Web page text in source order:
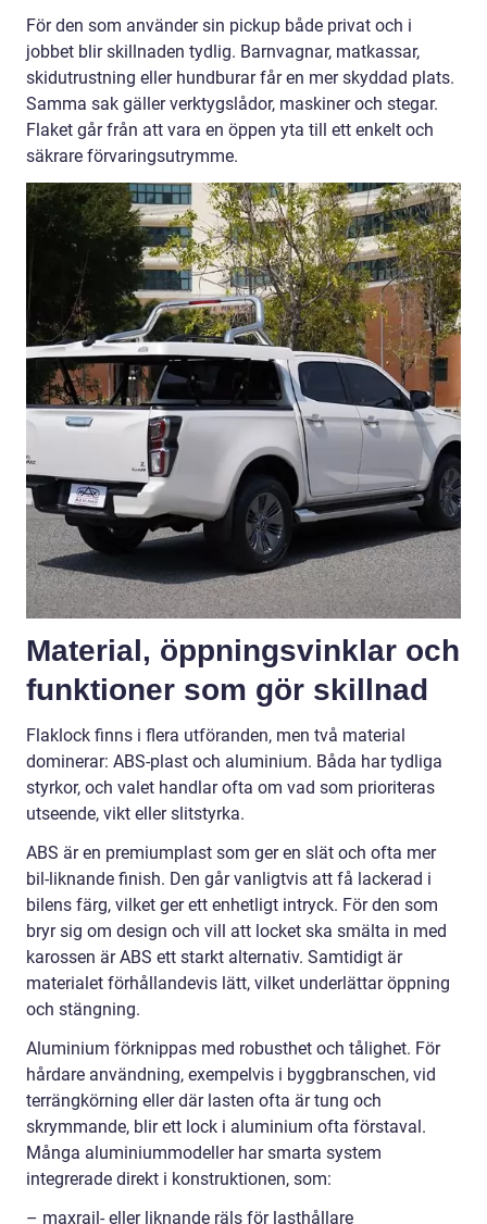
För den som använder sin pickup både privat och i
jobbet blir skillnaden tydlig. Barnvagnar, matkassar,
skidutrustning eller hundburar får en mer skyddad plats.
Samma sak gäller verktygslådor, maskiner och stegar.
Flaket går från att vara en öppen yta till ett enkelt och
säkrare förvaringsutrymme.
Material, öppningsvinklar och
funktioner som gör skillnad
Flaklock finns i flera utföranden, men två material
dominerar: ABS-plast och aluminium. Båda har tydliga
styrkor, och valet handlar ofta om vad som prioriteras
utseende, vikt eller slitstyrka.
ABS är en premiumplast som ger en slät och ofta mer
bil-liknande finish. Den går vanligtvis att få lackerad i
bilens färg, vilket ger ett enhetligt intryck. För den som
bryr sig om design och vill att locket ska smälta in med
karossen är ABS ett starkt alternativ. Samtidigt är
materialet förhållandevis lätt, vilket underlättar öppning
och stängning.
Aluminium förknippas med robusthet och tålighet. För
hårdare användning, exempelvis i byggbranschen, vid
terrängkörning eller där lasten ofta är tung och
skrymmande, blir ett lock i aluminium ofta förstaval.
Många aluminiummodeller har smarta system
integrerade direkt i konstruktionen, som:
– maxrail- eller liknande räls för lasthållare